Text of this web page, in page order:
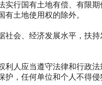
行国有土地有偿、有限期
有土地使用权的除外。
会、经济发展水平，扶持
人应当遵守法律和行政法
护，任何单位和个人不得侵